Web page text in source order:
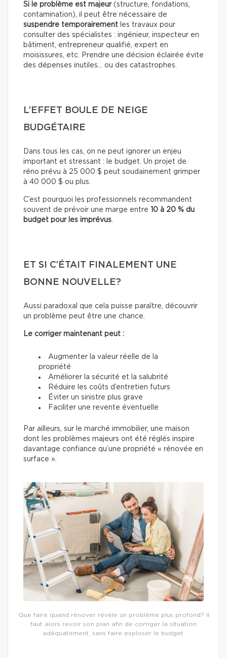
Si le problème est majeur(structure, fondations,
contamination), il peut être nécessaire de
suspendre temporairement les travaux pour
consulter des spécialistes : ingénieur, inspecteur en
bâtiment, entrepreneur qualifié, expert en
moisissures, etc. Prendre une décision éclairée évite
des dépenses inutiles… ou des catastrophes.
L’EFFET BOULE DE NEIGE
BUDGÉTAIRE
Dans tous les cas, on ne peut ignorer un enjeu
important et stressant : le budget. Un projet de
réno prévu à 25 000 $ peut soudainement grimper
à 40 000 $ ou plus.
C’est pourquoi les professionnels recommandent
souvent de prévoir une marge entre
10 à 20 % du
budget pour les imprévus.
ET SI C’ÉTAIT FINALEMENT UNE
BONNE NOUVELLE?
Aussi paradoxal que cela puisse paraître, découvrir
un problème peut être une chance.
Le corriger maintenant peut :
Augmenter la valeur réelle de la
propriété
Améliorer la sécurité et la salubrité
Réduire les coûts d’entretien futurs
Éviter un sinistre plus grave
Faciliter une revente éventuelle
Par ailleurs, sur le marché immobilier, une maison
dont les problèmes majeurs ont été réglés inspire
davantage confiance qu’une propriété « rénovée en
surface ».
Que faire quand rénover révèle un problème plus profond? Il
faut alors revoir son plan afin de corriger la situation
adéquatement, sans faire exploser le budget.